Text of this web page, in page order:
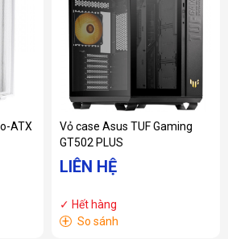
ATX
Vỏ case Asus TUF Gaming
GT502 PLUS
LIÊN HỆ
✓ Hết hàng
+ So sánh